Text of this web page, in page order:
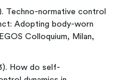
Techno-normative control
Adopting body-worn
Colloquium, Milan,
How do self-